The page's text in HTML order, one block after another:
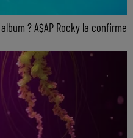
? A$AP Rocky la confirme